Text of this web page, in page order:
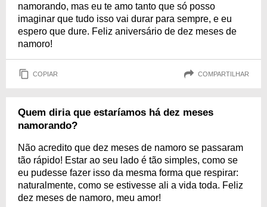
namorando, mas eu te amo tanto que só posso
imaginar que tudo isso vai durar para sempre, e eu
espero que dure. Feliz aniversário de dez meses de
namoro!
COPIAR COMPARTILHAR
Quem diria que estaríamos há dez meses
namorando?
Não acredito que dez meses de namoro se passaram
tão rápido! Estar ao seu lado é tão simples, como se
eu pudesse fazer isso da mesma forma que respirar:
naturalmente, como se estivesse ali a vida toda. Feliz
dez meses de namoro, meu amor!